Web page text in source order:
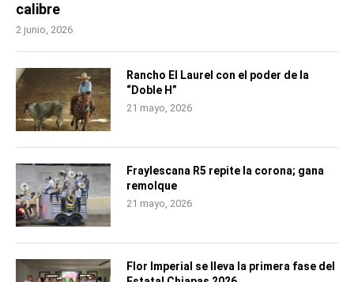
calibre
2 junio, 2026
Rancho El Laurel con el poder de la
“Doble H”
21 mayo, 2026
Fraylescana R5 repite la corona; gana
remolque
21 mayo, 2026
Flor Imperial se lleva la primera fase del